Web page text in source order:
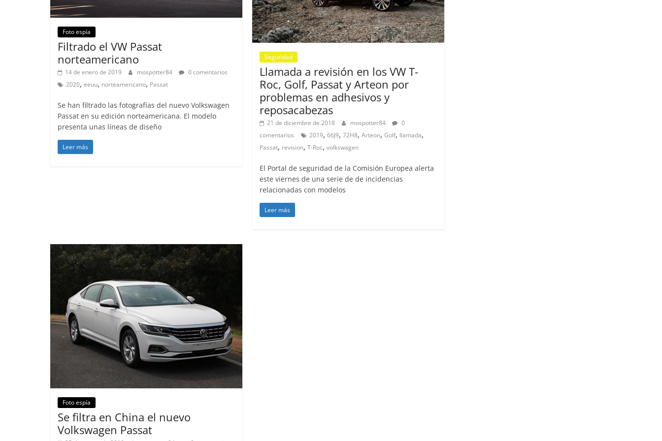
Foto espía
Filtrado el VW Passat
norteamericano
14 de enero de 2019 mospotter84
0 comentarios
2020, eeuu, norteamericano, Passat
Se han filtrado las fotografías del nuevo Volkswagen
Passat en su edición norteamericana. El modelo
presenta unas líneas de diseño
Leer más
Seguridad
Llamada a revisión en los VW T-
Roc, Golf, Passat y Arteon por
problemas en adhesivos y
reposacabezas
21 de diciembre de 2018 mospotter84
0
comentarios
2019,66J9,72H8,Arteon,Golf, llamada,
Passat, revision,T-Roc,volkswagen
El Portal de seguridad de la Comisión Europea alerta
este viernes de una serie de de incidencias
relacionadas con modelos
Leer más
Foto espía
Se filtra en China el nuevo
Volkswagen Passat